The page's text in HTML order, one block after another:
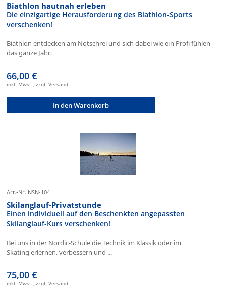
Biathlon hautnah erleben
Die einzigartige Herausforderung des Biathlon-Sports
verschenken!
Biathlon entdecken am Notschrei und sich dabei wie ein Profi fühlen -
das ganze Jahr.
66,00 €
inkl. Mwst., zzgl. Versand
In den Warenkorb
Art.-Nr. NSN-104
Skilanglauf-Privatstunde
Einen individuell auf den Beschenkten angepassten
Skilanglauf-Kurs verschenken!
Bei uns in der Nordic-Schule die Technik im Klassik oder im
Skating erlernen, verbessern und ...
75,00 €
inkl. Mwst., zzgl. Versand